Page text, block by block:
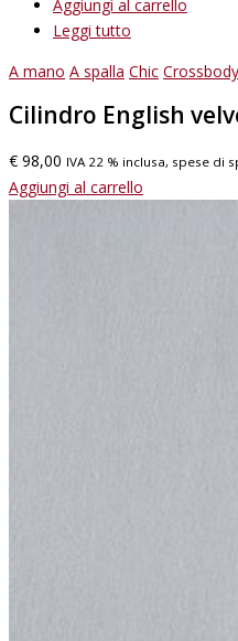
Aggiungi al carrello
Leggi tutto
A mano A spalla Chic Crossbody
Cilindro English
€ 98,00 IVA 22 % inclusa, spese di
Aggiungi al carrello